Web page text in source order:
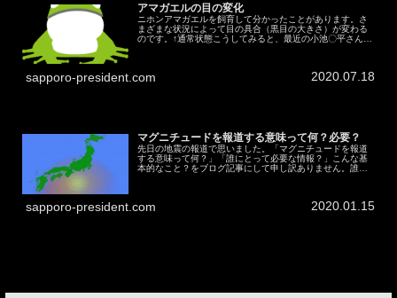
アマガエルの目の変化
ニホンアマガエルを飼育して分かったことがあります。さ
まざまな状況によって目の具合（黒目の大きさ）が変わる
のです。↑通常状態こうしてみると、最近の小池〇平さんに
sapporo-president.com 2020.07.18
マグニチュードを報道する意味って何？必要？
先日の地震の報道で思いました。「マグニチュードを報道
する意味って何？」「誰にとって必要な情報？」こんな基
本的なこと？をブログ記事にして申し訳ありません。誰か
sapporo-president.com 2020.01.15